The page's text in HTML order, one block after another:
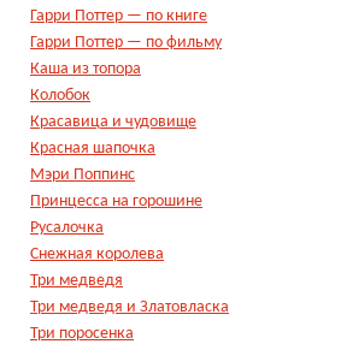
Гарри Поттер — по книге
Гарри Поттер — по фильму
Каша из топора
Колобок
Красавица и чудовище
Красная шапочка
Мэри Поппинс
Принцесса на горошине
Русалочка
Снежная королева
Три медведя
Три медведя и Златовласка
Три поросенка